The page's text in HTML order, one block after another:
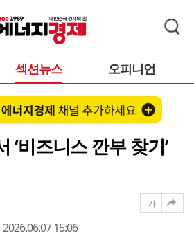
섹션뉴스 오피니언
‘비즈니스 깐부 찾기’
15:06
가